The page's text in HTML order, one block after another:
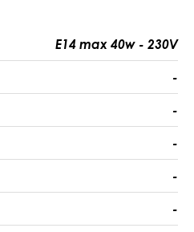
E14 max 40w - 230V
-
-
-
-
-